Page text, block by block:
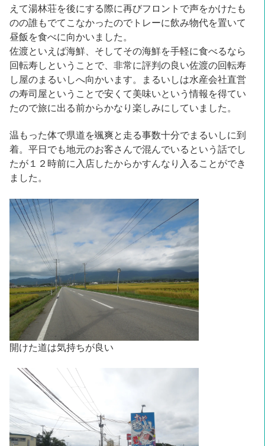
えて湯林荘を後にする際に再びフロントで声をかけたも
のの誰もでてこなかったのでトレーに飲み物代を置いて
昼飯を食べに向かいました。
佐渡といえば海鮮、そしてその海鮮を手軽に食べるなら
回転寿しということで、非常に評判の良い佐渡の回転寿
し屋のまるいしへ向かいます。まるいしは水産会社直営
の寿司屋ということで安くて美味いという情報を得てい
たので旅に出る前からかなり楽しみにしていました。
温もった体で県道を颯爽と走る事数十分でまるいしに到
着。平日でも地元のお客さんで混んでいるという話でし
たが１２時前に入店したからかすんなり入ることができ
ました。
開けた道は気持ちが良い